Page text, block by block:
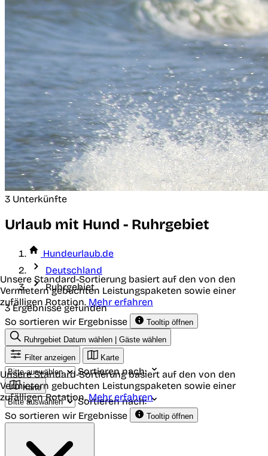
3 Unterkünfte
Urlaub mit Hund - Ruhrgebiet
Hundeurlaub.de
Deutschland
Ruhrgebiet
3 Ergebnisse gefunden
So sortieren wir Ergebnisse
Tooltip öffnen
Unsere Standard-Sortierung basiert auf den von den
Vermietern gebuchten Leistungspaketen sowie einer
zufälligen Rotation. Mehr erfahren
Ruhrgebiet Datum wählen | Gäste wählen
Filter anzeigen
Karte
Sortieren nach:
Karte
Sortieren nach:
So sortieren wir Ergebnisse
Tooltip öffnen
Unsere Standard-Sortierung basiert auf den von den
Vermietern gebuchten Leistungspaketen sowie einer
zufälligen Rotation.Mehr erfahren